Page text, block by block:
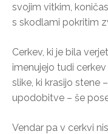
svojim vitkim,
s skodlami pokritim
Cerkev, ki je bila
imenujejo tudi
slike, ki krasijo stene
upodobitve – še
Vendar pa v cerkvi